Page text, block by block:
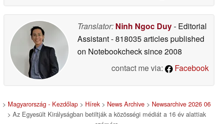
Translator: Ninh Ngoc Duy- Editorial
Assistant- 818035 articles published
on Notebookchecksince 2008
contact me via:
Facebook
> Magyarország - Kezdőlap > Hírek> News Archive > Newsarchive 2026 06
> Az Egyesült Királyságban betiltják a közösségi médiát a 16 év alattiak